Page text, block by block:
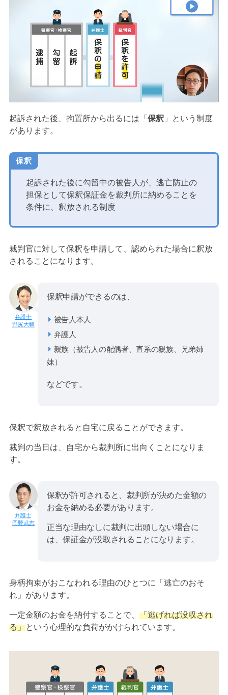
起訴された後、拘置所から出るには「 保釈」という制度
があります。
保釈
起訴された後に勾留中の被告人が、逃亡防止の
担保として保釈保証金を裁判所に納めることを
条件に、釈放される制度
裁判官に対して保釈を申請して、認められた場合に釈放
されることになります。
野尻大輔
保釈申請ができるのは、
被告人本人
弁護人
親族（被告人の配偶者、直系の親族、兄弟姉
妹）
などです。
保釈で釈放されると自宅に戻ることができます。
裁判の当日は、自宅から裁判所に出向くことになりま
す。
岡野武志
保釈が許可されると、裁判所が決めた金額の
お金を納める必要があります。
正当な理由なしに裁判に出頭しない場合に
は、保証金が没取されることになります。
身柄拘束がおこなわれる理由のひとつに「逃亡のおそ
れ」があります。
一定金額のお金を納付することで、 「逃げれば没収され
る」という心理的な負荷がかけられています。